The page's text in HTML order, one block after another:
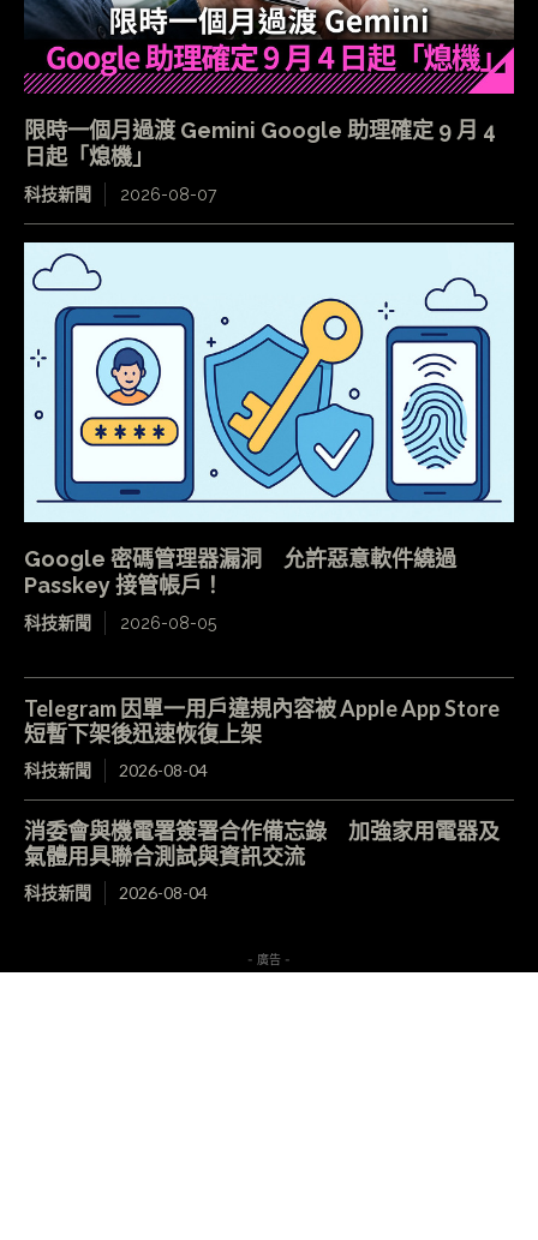
限時一個月過渡 Gemini Google 助理確定 9 月 4
日起「熄機」
科技新聞 2026-08-07
Google 密碼管理器漏洞 允許惡意軟件繞過
Passkey 接管帳戶！
科技新聞 2026-08-05
Telegram 因單一用戶違規內容被 Apple App Store
短暫下架後迅速恢復上架
科技新聞 2026-08-04
消委會與機電署簽署合作備忘錄 加強家用電器及
氣體用具聯合測試與資訊交流
科技新聞 2026-08-04
- 廣告 -